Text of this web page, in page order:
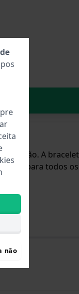
A
para todos
não